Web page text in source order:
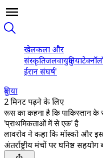
खेलकला और
संस्कृतिजलवायुदुनिया
ईरान संघर्ष'
दुनिया
2 मिनट पढ़ने के लिए
रूस का कहना है कि पाकिस्तान के
'प्राथमिकताओं में से एक' है
लावरोव ने कहा कि मॉस्को और
अंतर्राष्ट्रीय मंचों पर घनिष्ठ